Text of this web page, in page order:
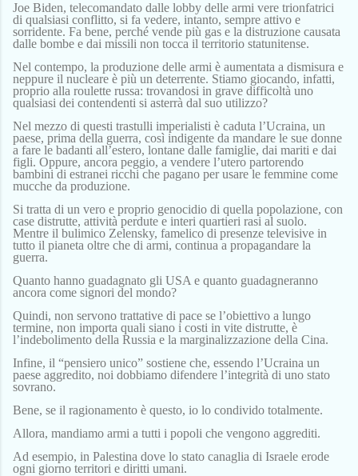
Joe Biden, telecomandato dalle lobby delle armi vere trionfatrici
di qualsiasi conflitto, si fa vedere, intanto, sempre attivo e
sorridente. Fa bene, perché vende più gas e la distruzione causata
dalle bombe e dai missili non tocca il territorio statunitense.
Nel contempo, la produzione delle armi è aumentata a dismisura e
neppure il nucleare è più un deterrente. Stiamo giocando, infatti,
proprio alla roulette russa: trovandosi in grave difficoltà uno
qualsiasi dei contendenti si asterrà dal suo utilizzo?
Nel mezzo di questi trastulli imperialisti è caduta l’Ucraina, un
paese, prima della guerra, così indigente da mandare le sue donne
a fare le badanti all’estero, lontane dalle famiglie, dai mariti e dai
figli. Oppure, ancora peggio, a vendere l’utero partorendo
bambini di estranei ricchi che pagano per usare le femmine come
mucche da produzione.
Si tratta di un vero e proprio genocidio di quella popolazione, con
case distrutte, attività perdute e interi quartieri rasi al suolo.
Mentre il bulimico Zelensky, famelico di presenze televisive in
tutto il pianeta oltre che di armi, continua a propagandare la
guerra.
Quanto hanno guadagnato gli USA e quanto guadagneranno
ancora come signori del mondo?
Quindi, non servono trattative di pace se l’obiettivo a lungo
termine, non importa quali siano i costi in vite distrutte, è
l’indebolimento della Russia e la marginalizzazione della Cina.
Infine, il “pensiero unico” sostiene che, essendo l’Ucraina un
paese aggredito, noi dobbiamo difendere l’integrità di uno stato
sovrano.
Bene, se il ragionamento è questo, io lo condivido totalmente.
Allora, mandiamo armi a tutti i popoli che vengono aggrediti.
Ad esempio, in Palestina dove lo stato canaglia di Israele erode
ogni giorno territori e diritti umani.